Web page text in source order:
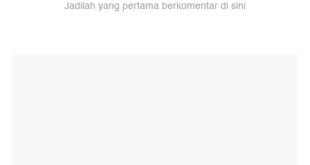
Jadilah yang pertama berkomentar di sini